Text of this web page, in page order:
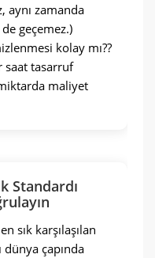
aynı zamanda
geçemez.)
kolay mı??
saat tasarruf
maliyet
Standardı
sık karşılaşılan
çapında